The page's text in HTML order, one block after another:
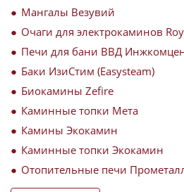
Мангалы Везувий
Очаги для электрокаминов
Печи для бани ВВД
Баки ИзиСтим (Easysteam)
Биокамины Zefire
Каминные топки Мета
Камины Экокамин
Каминные топки Экокамин
Отопительные печи